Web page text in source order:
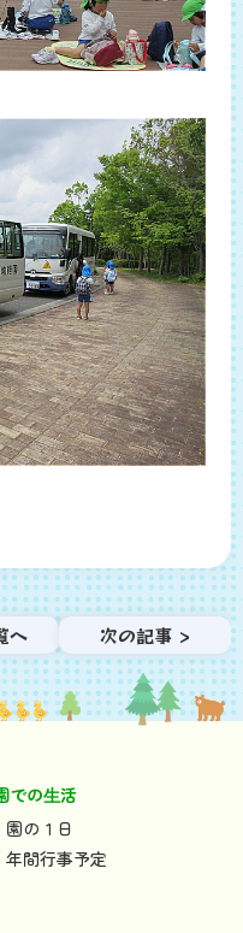
へ 次の記事 >
での⽣活
園の１日
年間行事予定